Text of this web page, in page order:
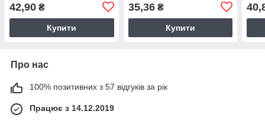
42,90 ₴
Купити
35,36₴
Купити
Про нас
100% позитивних з 57 відгуків за рік
Працює з 14.12.2019